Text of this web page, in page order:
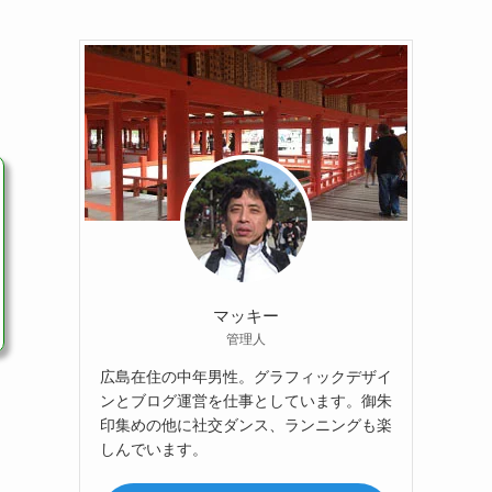
マッキー
管理人
広島在住の中年男性。グラフィックデザイ
ンとブログ運営を仕事としています。御朱
印集めの他に社交ダンス、ランニングも楽
しんでいます。